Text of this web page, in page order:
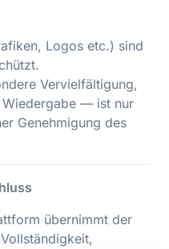
Logos etc.) sind
Vervielfältigung,
— ist nur
Genehmigung des
übernimmt der